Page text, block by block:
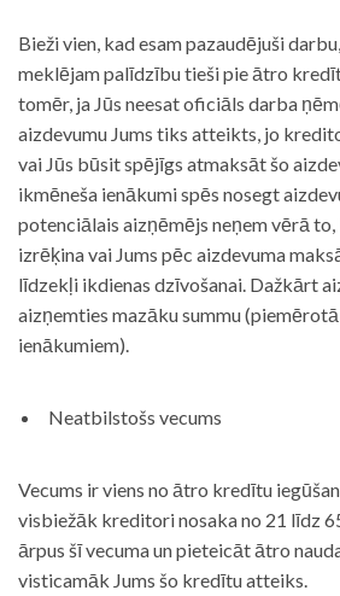
Bieži vien, kad esam pazaudējuši
meklējam palīdzību tieši pie ātro
tomēr, ja Jūs neesat oficiāls darba
aizdevumu Jums tiks atteikts, jo
vai Jūs būsit spējīgs atmaksāt šo
ikmēneša ienākumi spēs nosegt
potenciālais aizņēmējs neņem vērā
izrēķina vai Jums pēc aizdevuma
līdzekļi ikdienas dzīvošanai. Dažkārt
aizņemties mazāku summu
ienākumiem).
Neatbilstošs vecums
Vecums ir viens no ātro kredītu
visbiežāk kreditori nosaka no 21 līdz
ārpus šī vecuma un pieteicāt ātro
visticamāk Jums šo kredītu atteiks.